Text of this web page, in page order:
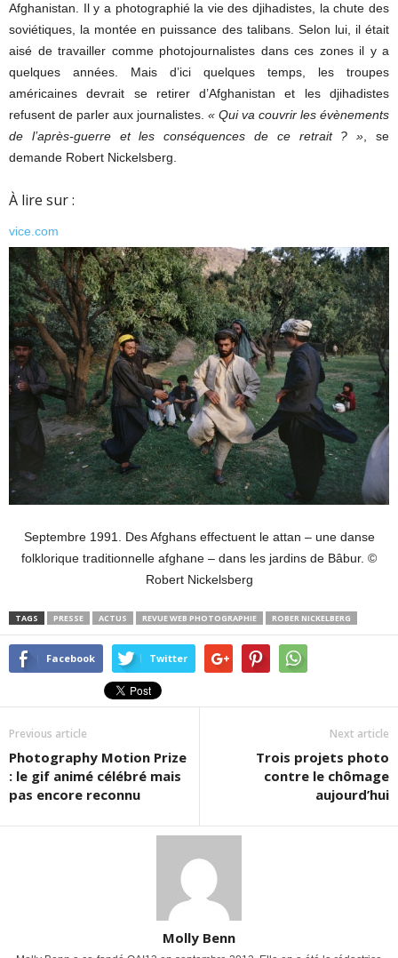
Afghanistan. Il y a photographié la vie des djihadistes, la chute des
soviétiques, la montée en puissance des talibans. Selon lui, il était
aisé de travailler comme photojournalistes dans ces zones il y a
quelques années. Mais d’ici quelques temps, les troupes
américaines devrait se retirer d’Afghanistan et les djihadistes
refusent de parler aux journalistes. « Qui va couvrir les évènements
de l’après-guerre et les conséquences de ce retrait ? », se
demande Robert Nickelsberg.
À lire sur :
vice.com
Septembre 1991. Des Afghans effectuent le attan – une danse
folklorique traditionnelle afghane – dans les jardins de Bâbur. ©
Robert Nickelsberg
TAGS PRESSE ACTUS REVUE WEB PHOTOGRAPHIE ROBER NICKELBERG
Facebook Twitter
Previous article
Photography Motion Prize
: le gif animé célébré mais
pas encore reconnu
Next article
Trois projets photo
contre le chômage
aujourd’hui
Molly Benn